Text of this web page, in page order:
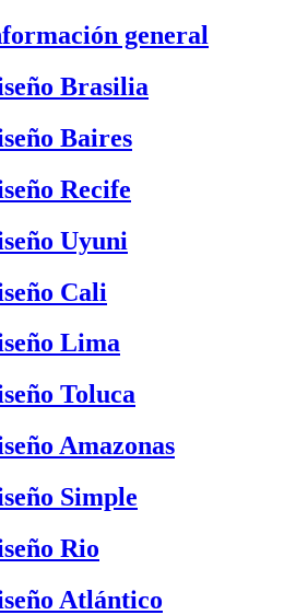
general
Brasilia
Baires
Recife
Uyuni
Cali
Lima
Toluca
Amazonas
Simple
Rio
Atlántico